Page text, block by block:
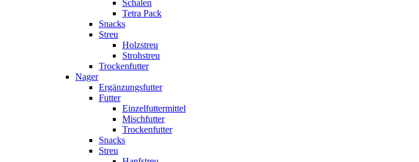
Schalen
Tetra Pack
Snacks
Streu
Holzstreu
Strohstreu
Trockenfutter
Nager
Ergänzungsfutter
Futter
Einzelfuttermittel
Mischfutter
Trockenfutter
Snacks
Streu